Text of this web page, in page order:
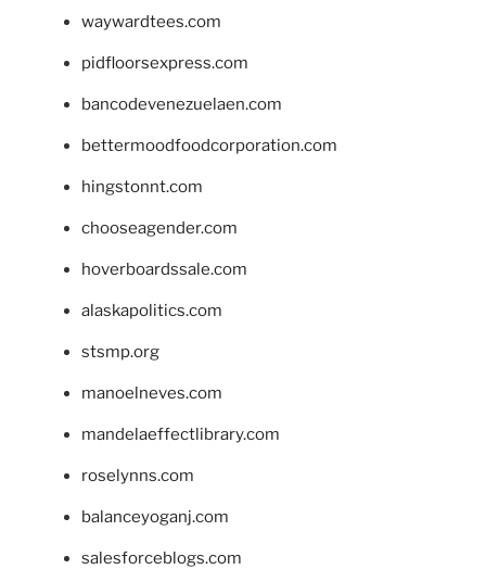
waywardtees.com
pidfloorsexpress.com
bancodevenezuelaen.com
bettermoodfoodcorporation.com
hingstonnt.com
chooseagender.com
hoverboardssale.com
alaskapolitics.com
stsmp.org
manoelneves.com
mandelaeffectlibrary.com
roselynns.com
balanceyoganj.com
salesforceblogs.com